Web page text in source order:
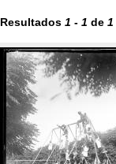
Resultados 1 - 1 de 1